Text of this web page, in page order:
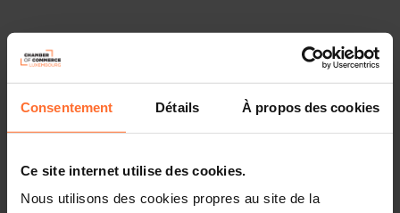
Consentement Détails À propos des cookies
Ce site internet utilise des cookies.
Nous utilisons des cookies propres au site de la
Jungunternehmen. Man hört aber auch immer wieder
ein Bankkonto zu eröffnen.